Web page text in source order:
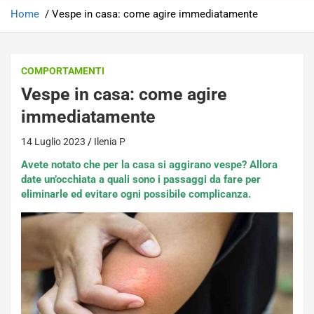
Home Vespe in casa: come agire immediatamente
COMPORTAMENTI
Vespe in casa: come agire
immediatamente
14 Luglio 2023 Ilenia P
Avete notato che per la casa si aggirano vespe? Allora
date un’occhiata a quali sono i passaggi da fare per
eliminarle ed evitare ogni possibile complicanza.